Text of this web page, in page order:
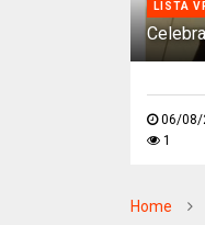
LISTA
06/08/
1
Home